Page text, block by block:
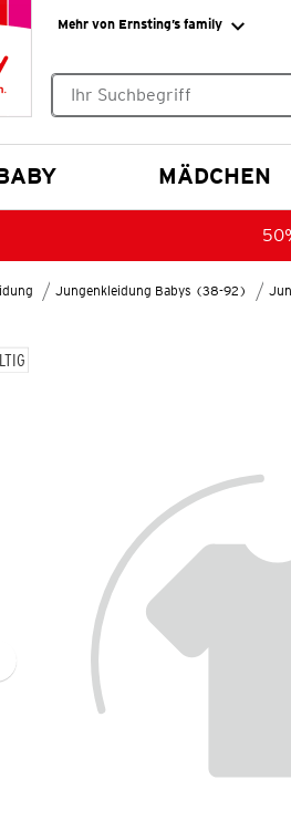
Mehr von Ernsting’s family
MÄDCHEN
Jungenkleidung Babys (38-92)
ausverkauft